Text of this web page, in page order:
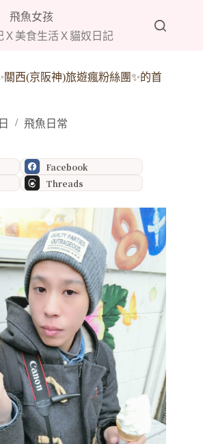
飛魚女孩
Ｘ美食生活Ｘ貓奴日記
西(京阪神)旅遊瘋粉絲團✨的首
飛魚日常
Facebook
Threads